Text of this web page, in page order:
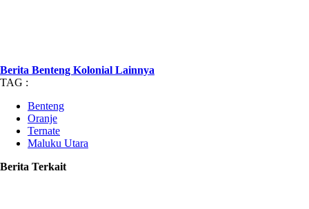
Berita Benteng Kolonial Lainnya
TAG :
Benteng
Oranje
Ternate
Maluku Utara
Berita Terkait